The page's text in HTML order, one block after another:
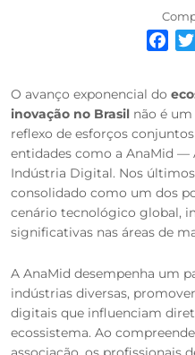
O avanço exponencial do
inovação no Brasil não é
reflexo de esforços
entidades como a AnaMid —
Indústria Digital. Nos
consolidado como um dos
cenário tecnológico global,
significativas nas áreas de
A AnaMid desempenha um
indústrias diversas,
digitais que influenciam
ecossistema. Ao